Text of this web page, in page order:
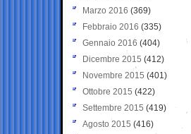
Marzo 2016 (369)
Febbraio 2016 (335)
Gennaio 2016 (404)
Dicembre 2015 (412)
Novembre 2015 (401)
Ottobre 2015 (422)
Settembre 2015 (419)
Agosto 2015 (416)